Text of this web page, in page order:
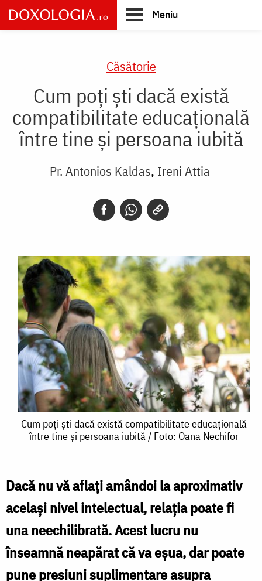
Skip
to
main
Meniu
Căsătorie
Cum poți ști dacă există
compatibilitate educațională
între tine și persoana iubită
Pr. Antonios Kaldas Ireni Attia
Cum
poți
dacă
există
compatibilitate
educațională
Cum poți ști dacă există compatibilitate educațională
între tine și persoana iubită / Foto: Oana Nechifor
Dacă nu vă aflați amândoi la aproximativ
același nivel intelectual, relația poate fi
una neechilibrată. Acest lucru nu
înseamnă neapărat că va eșua, dar poate
pune presiuni suplimentare asupra